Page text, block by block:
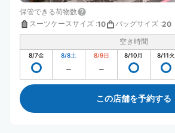
保管できる荷物数
スーツケースサイズ :10 バッグサイズ :20
空き時間
8/7金 8/8土 8/9日 8/10月 8/11火
この店舗を予約する